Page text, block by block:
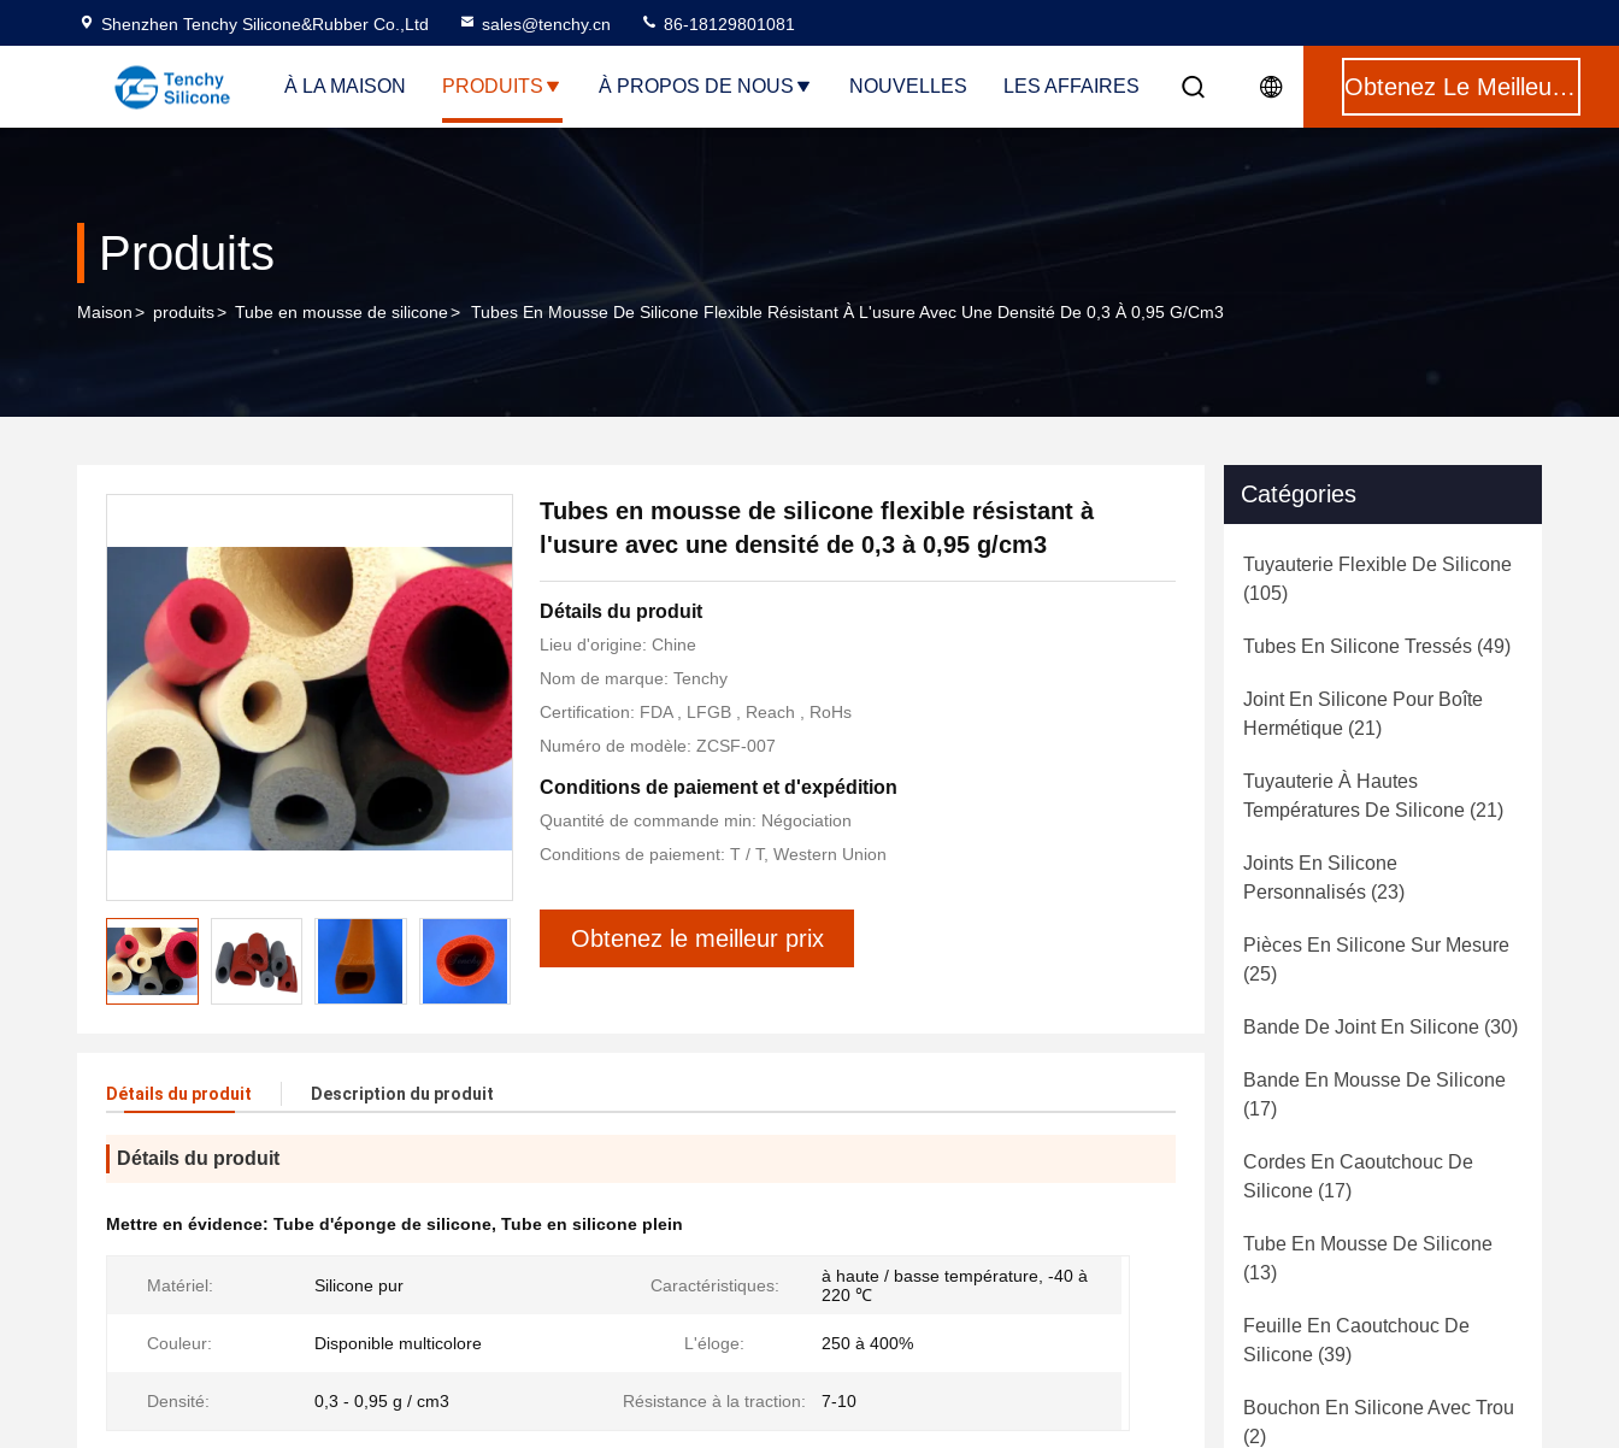
Shenzhen Tenchy Silicone&Rubber Co.,Ltd sales@tenchy.cn 86-18129801081
À LA MAISON PRODUITS À PROPOS DE NOUS NOUVELLES LES AFFAIRES Obtenez Le Meilleur Prix
Produits
Maison> produits> Tube en mousse de silicone> Tubes En Mousse De Silicone Flexible Résistant À L'usure Avec Une Densité De 0,3 À 0,95 G/cm3
Tubes en mousse de silicone flexible résistant à
l'usure avec une densité de 0,3 à 0,95 g/cm3
Détails du produit
Lieu d'origine: Chine
Nom de marque: Tenchy
Certification: FDA , LFGB , Reach , RoHs
Numéro de modèle: ZCSF-007
Conditions de paiement et d'expédition
Quantité de commande min: Négociation
Conditions de paiement: T / T, Western Union
Obtenez le meilleur prix
Détails du produit Description du produit
Détails du produit
Mettre en évidence: Tube d'éponge de silicone, Tube en silicone plein
Matériel: Silicone pur Caractéristiques:
à haute / basse température, -40 à
220 ℃
Couleur: Disponible multicolore L'éloge: 250 à 400%
Densité: 0,3 - 0,95 g / cm3 Résistance à la traction: 7-10
Catégories
Tuyauterie Flexible De Silicone
(105)
Tubes En Silicone Tressés (49)
Joint En Silicone Pour Boîte
Hermétique (21)
Tuyauterie À Hautes
Températures De Silicone (21)
Joints En Silicone
Personnalisés (23)
Pièces En Silicone Sur Mesure
(25)
Bande De Joint En Silicone (30)
Bande En Mousse De Silicone
(17)
Cordes En Caoutchouc De
Silicone (17)
Tube En Mousse De Silicone
(13)
Feuille En Caoutchouc De
Silicone (39)
Bouchon En Silicone Avec Trou
(2)